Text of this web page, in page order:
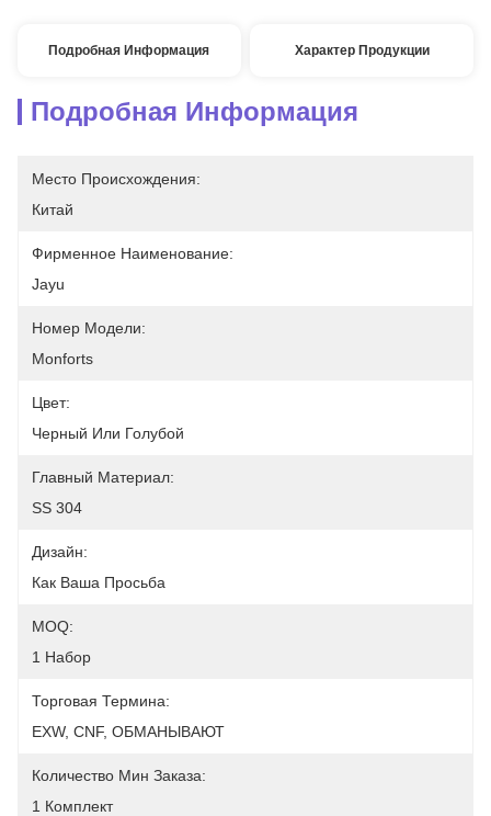
Подробная Информация Характер Продукции
Подробная Информация
Место Происхождения:
Китай
Фирменное Наименование:
Jayu
Номер Модели:
Monforts
Цвет:
Черный Или Голубой
Главный Материал:
SS 304
Дизайн:
Как Ваша Просьба
MOQ:
1 Набор
Торговая Термина:
EXW, CNF, ОБМАНЫВАЮТ
Количество Мин Заказа:
1 Комплект